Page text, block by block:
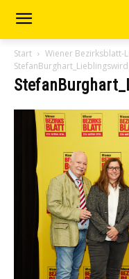
Start
Wiener Bezirksblatt-